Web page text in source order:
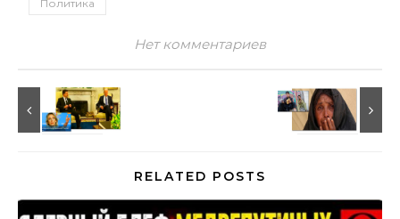
Политика
Нет комментариев
RELATED POSTS